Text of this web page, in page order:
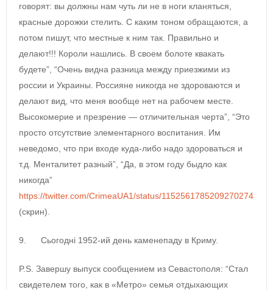
говорят: вы должны нам чуть ли не в ноги кланяться,
красные дорожки стелить. С каким тоном обращаются, а
потом пишут, что местные к ним так. Правильно и
делают!!! Короли нашлись. В своем болоте квакать
будете”, “Очень видна разница между приезжими из
россии и Украины. Россияне никогда не здороваются и
делают вид, что меня вообще нет на рабочем месте.
Высокомерие и презрение — отличительная черта”, “Это
просто отсутствие элементарного воспитания. Им
неведомо, что при входе куда-либо надо здороваться и
т.д. Менталитет разный”, “Да, в этом году быдло как
никогда”
https://twitter.com/CrimeaUA1/status/1152561785209270274
(скрин).
9. Сьогодні 1952-ий день каменепаду в Криму.
P.S. Завершу выпуск сообщением из Севастополя: “Стал
свидетелем того, как в «Метро» семья отдыхающих